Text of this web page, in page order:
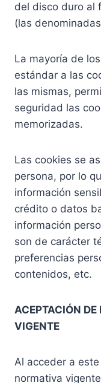
del disco duro al
(las
La mayoría de
estándar a las
las mismas,
seguridad las
memorizadas.
Las cookies se
persona, por lo
información
crédito o datos
información
son de carácter
preferencias
contenidos, etc.
ACEPTACIÓN
VIGENTE
Al acceder a
normativa